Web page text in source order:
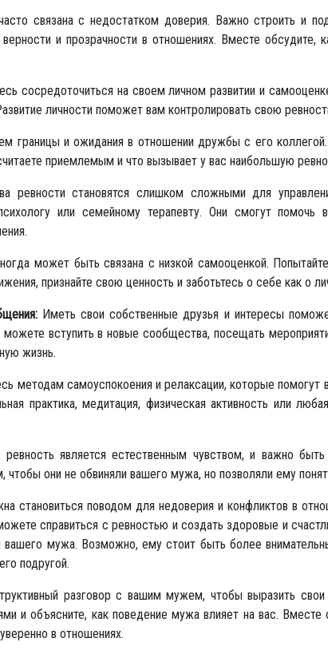
связана с недостатком доверия. Важно строить и
и прозрачности в отношениях. Вместе обсудите,
сосредоточиться на своем личном развитии и
личности поможет вам контролировать свою
границы и ожидания в отношении дружбы с его
приемлемым и что вызывает у вас наибольшую
ревности становятся слишком сложными для
или семейному терапевту. Они смогут помочь
может быть связана с низкой самооценкой.
признайте свою ценность и заботьтесь о себе как о
Иметь свои собственные друзья и интересы
вступить в новые сообщества, посещать
жизнь.
методам самоуспокоения и релаксации, которые
практика, медитация, физическая активность или
ревность является естественным чувством, и важно
чтобы они не обвиняли вашего мужа, но позволяли ему
становиться поводом для недоверия и конфликтов в
справиться с ревностью и создать здоровые и
мужа. Возможно, ему стоит быть более
подругой.
разговор с вашим мужем, чтобы выразить
и объясните, как поведение мужа влияет на вас.
в отношениях.